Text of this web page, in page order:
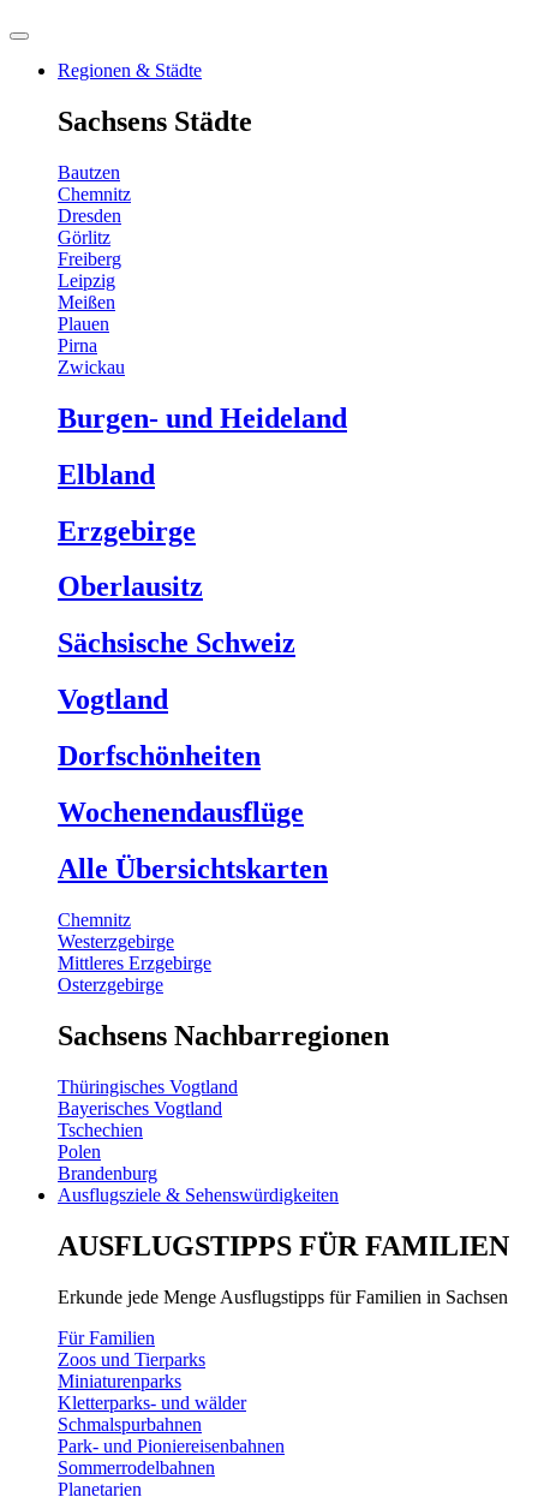
Regionen & Städte
Sachsens Städte
Bautzen
Chemnitz
Dresden
Görlitz
Freiberg
Leipzig
Meißen
Plauen
Pirna
Zwickau
Burgen- und Heideland
Elbland
Erzgebirge
Oberlausitz
Sächsische Schweiz
Vogtland
Dorfschönheiten
Wochenendausflüge
Alle Übersichtskarten
Chemnitz
Westerzgebirge
Mittleres Erzgebirge
Osterzgebirge
Sachsens Nachbarregionen
Thüringisches Vogtland
Bayerisches Vogtland
Tschechien
Polen
Brandenburg
Ausflugsziele & Sehenswürdigkeiten
AUSFLUGSTIPPS FÜR FAMILIEN
Erkunde jede Menge Ausflugstipps für Familien in Sachsen
Für Familien
Zoos und Tierparks
Miniaturenparks
Kletterparks- und wälder
Schmalspurbahnen
Park- und Pioniereisenbahnen
Sommerrodelbahnen
Planetarien